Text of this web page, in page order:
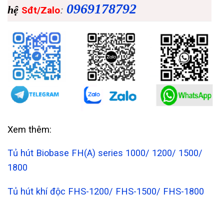
hệ Sđt/Zalo: 0969178792
Xem thêm:
Tủ hút Biobase FH(A) series 1000/ 1200/ 1500/
1800
Tủ hút khí độc FHS-1200/ FHS-1500/ FHS-1800